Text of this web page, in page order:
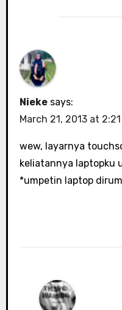
Nieke says:
March 21, 2013 at
wew, layarnya
keliatannya laptopku
*umpetin laptop